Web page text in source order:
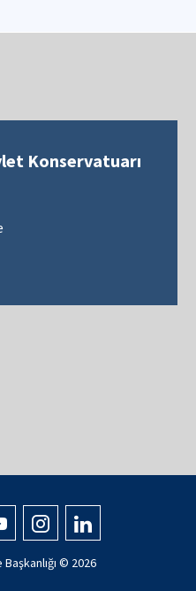
Konservatuarı
© 2026